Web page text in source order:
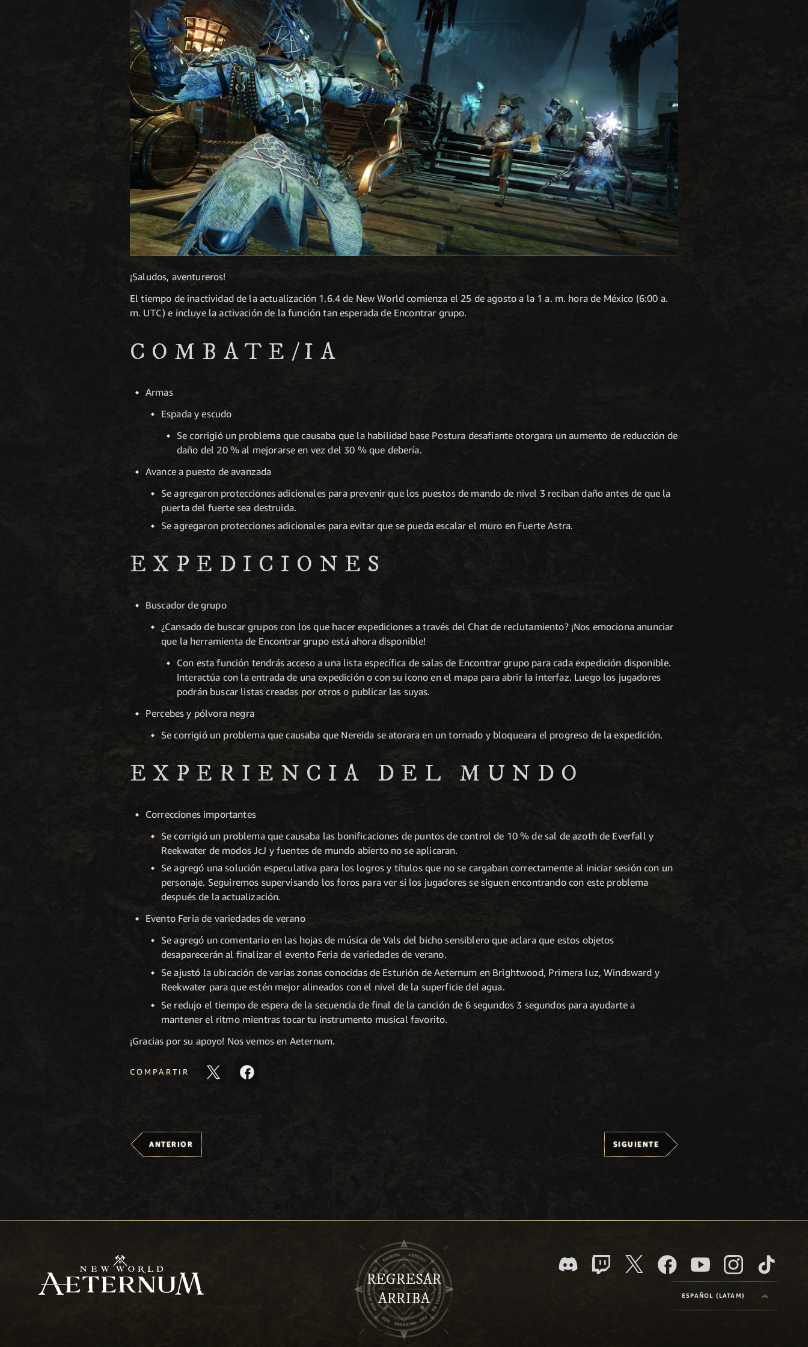
¡Saludos, aventureros!
El tiempo de inactividad de la actualización 1.6.4 de New World comienza el 25 de agosto a la 1 a. m. hora de México (6:00 a.
m. UTC) e incluye la activación de la función tan esperada de Encontrar grupo.
COMBATE/IA
Armas
Espada y escudo
Se corrigió un problema que causaba que la habilidad base Postura desafiante otorgara un aumento de reducción de
daño del 20 % al mejorarse en vez del 30 % que debería.
Avance a puesto de avanzada
Se agregaron protecciones adicionales para prevenir que los puestos de mando de nivel 3 reciban daño antes de que la
puerta del fuerte sea destruida.
Se agregaron protecciones adicionales para evitar que se pueda escalar el muro en Fuerte Astra.
EXPEDICIONES
Buscador de grupo
¿Cansado de buscar grupos con los que hacer expediciones a través del Chat de reclutamiento? ¡Nos emociona anunciar
que la herramienta de Encontrar grupo está ahora disponible!
Con esta función tendrás acceso a una lista específica de salas de Encontrar grupo para cada expedición disponible.
Interactúa con la entrada de una expedición o con su icono en el mapa para abrir la interfaz. Luego los jugadores
podrán buscar listas creadas por otros o publicar las suyas.
Percebes y pólvora negra
Se corrigió un problema que causaba que Nereida se atorara en un tornado y bloqueara el progreso de la expedición.
EXPERIENCIA DEL MUNDO
Correcciones importantes
Se corrigió un problema que causaba las bonificaciones de puntos de control de 10 % de sal de azoth de Everfall y
Reekwater de modos JcJ y fuentes de mundo abierto no se aplicaran.
Se agregó una solución especulativa para los logros y títulos que no se cargaban correctamente al iniciar sesión con un
personaje. Seguiremos supervisando los foros para ver si los jugadores se siguen encontrando con este problema
después de la actualización.
Evento Feria de variedades de verano
Se agregó un comentario en las hojas de música de Vals del bicho sensiblero que aclara que estos objetos
desaparecerán al finalizar el evento Feria de variedades de verano.
Se ajustó la ubicación de varias zonas conocidas de Esturión de Aeternum en Brightwood, Primera luz, Windsward y
Reekwater para que estén mejor alineados con el nivel de la superficie del agua.
Se redujo el tiempo de espera de la secuencia de final de la canción de 6 segundos 3 segundos para ayudarte a
mantener el ritmo mientras tocar tu instrumento musical favorito.
¡Gracias por su apoyo! Nos vemos en Aeternum.
COMPARTIR
ANTERIOR SIGUIENTE
REGRESAR
ARRIBA
ESPAÑOL (LATAM)